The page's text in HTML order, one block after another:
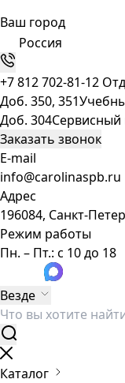
Ваш город
Россия
+7 812 702-81-12
Доб. 350, 351
Доб. 304Сервисный
Заказать звонок
E-mail
info@carolinaspb.ru
Адрес
196084, Санкт-
Режим работы
Пн. – Пт.: с 10 до 18
Везде
Каталог